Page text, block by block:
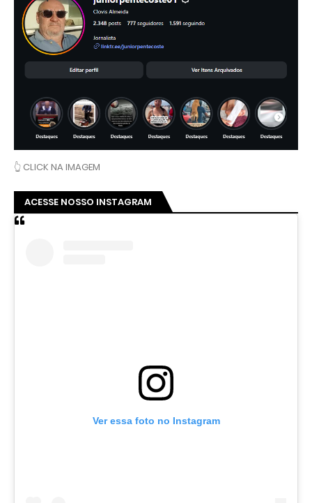
👆 CLICK NA IMAGEM
ACESSE NOSSO INSTAGRAM
Ver essa foto no Instagram